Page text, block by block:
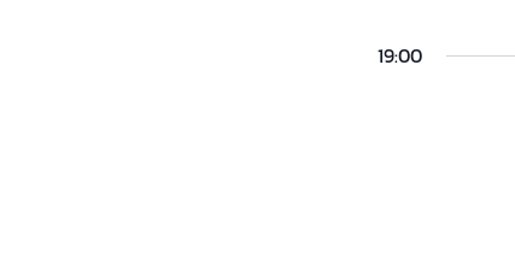
19:00